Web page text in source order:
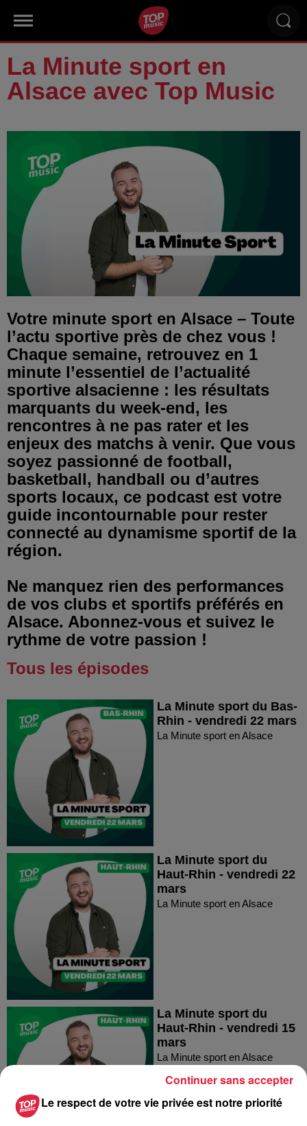
La Minute sport en
Alsace avec Top Music
Votre minute sport en Alsace – Toute
l’actu sportive près de chez vous !
Chaque semaine, retrouvez en 1
minute l’essentiel de l’actualité
sportive alsacienne : les résultats
marquants du week-end, les
rencontres à ne pas rater et les
enjeux des matchs à venir. Que vous
soyez passionné de football,
basketball, handball ou d’autres
sports locaux, ce podcast est votre
guide incontournable pour rester
connecté au dynamisme sportif de la
région.
Ne manquez rien des performances
de vos clubs et sportifs préférés en
Alsace. Abonnez-vous et suivez le
rythme de votre passion !
Tous les épisodes
La Minute sport du Bas-
Rhin - vendredi 22 mars
La Minute sport en Alsace
La Minute sport du
Haut-Rhin - vendredi 22
mars
La Minute sport en Alsace
La Minute sport du
Haut-Rhin - vendredi 15
mars
La Minute sport en Alsace
Le respect de votre vie privée est notre priorité
Continuer sans accepter